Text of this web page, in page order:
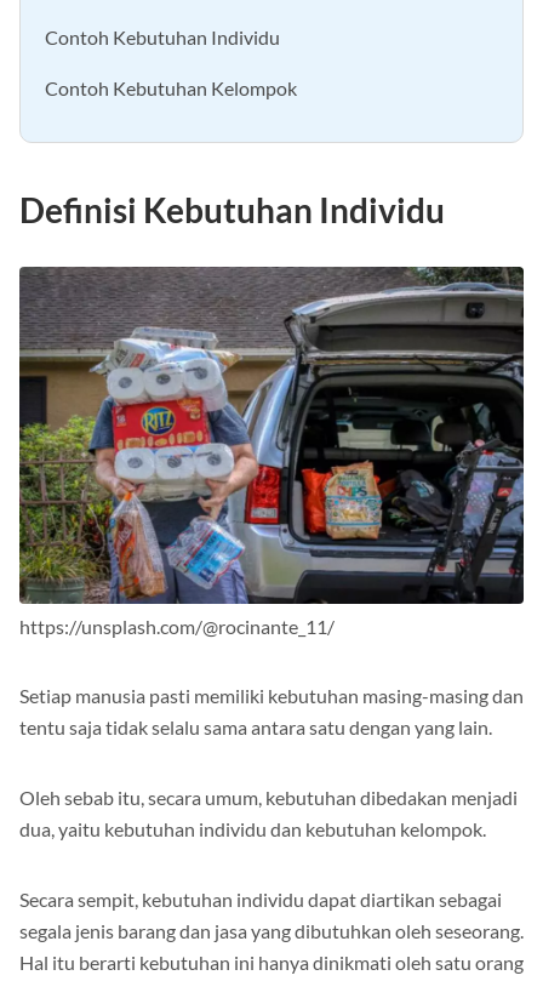
Contoh Kebutuhan Individu
Contoh Kebutuhan Kelompok
Definisi Kebutuhan Individu
https://unsplash.com/@rocinante_11/
Setiap manusia pasti memiliki kebutuhan masing-masing dan
tentu saja tidak selalu sama antara satu dengan yang lain.
Oleh sebab itu, secara umum, kebutuhan dibedakan menjadi
dua, yaitu kebutuhan individu dan kebutuhan kelompok.
Secara sempit, kebutuhan individu dapat diartikan sebagai
segala jenis barang dan jasa yang dibutuhkan oleh seseorang.
Hal itu berarti kebutuhan ini hanya dinikmati oleh satu orang